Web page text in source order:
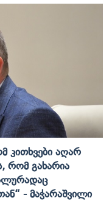
Კითხვები Აღარ
Რომ Გახარია
- Მაჭარაშვილი